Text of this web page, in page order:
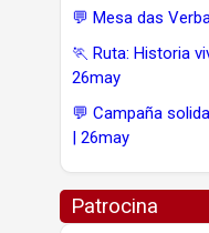
💬 Mesa das
🏃 Ruta: Historia
26may
💬 Campaña
| 26may
Patrocina